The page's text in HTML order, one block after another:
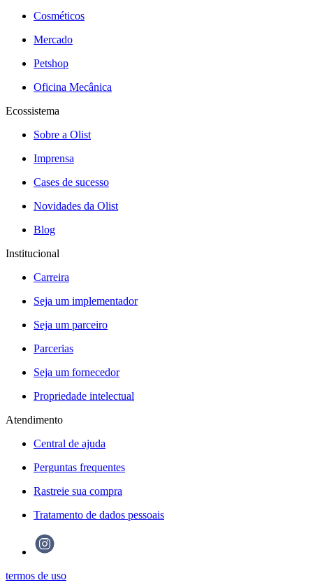
Cosméticos
Mercado
Petshop
Oficina Mecânica
Ecossistema
Sobre a Olist
Imprensa
Cases de sucesso
Novidades da Olist
Blog
Institucional
Carreira
Seja um implementador
Seja um parceiro
Parcerias
Seja um fornecedor
Propriedade intelectual
Atendimento
Central de ajuda
Perguntas frequentes
Rastreie sua compra
Tratamento de dados pessoais
termos de uso